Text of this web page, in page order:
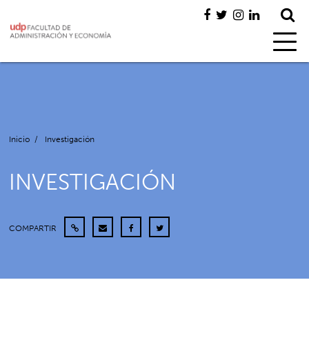
Inicio / Investigación
INVESTIGACIÓN
COMPARTIR